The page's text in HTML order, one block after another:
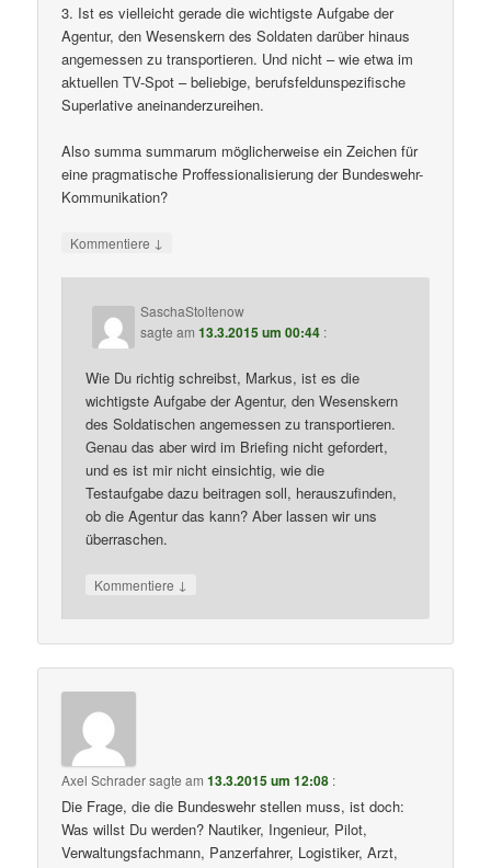
3. Ist es vielleicht gerade die wichtigste Aufgabe der
Agentur, den Wesenskern des Soldaten darüber hinaus
angemessen zu transportieren. Und nicht – wie etwa im
aktuellen TV-Spot – beliebige, berufsfeldunspezifische
Superlative aneinanderzureihen.
Also summa summarum möglicherweise ein Zeichen für
eine pragmatische Proffessionalisierung der Bundeswehr-
Kommunikation?
Kommentiere ↓
SaschaStoltenow
sagte am13.3.2015 um 00:44 :
Wie Du richtig schreibst, Markus, ist es die
wichtigste Aufgabe der Agentur, den Wesenskern
des Soldatischen angemessen zu transportieren.
Genau das aber wird im Briefing nicht gefordert,
und es ist mir nicht einsichtig, wie die
Testaufgabe dazu beitragen soll, herauszufinden,
ob die Agentur das kann? Aber lassen wir uns
überraschen.
Kommentiere ↓
Axel Schradersagte am13.3.2015 um 12:08 :
Die Frage, die die Bundeswehr stellen muss, ist doch:
Was willst Du werden? Nautiker, Ingenieur, Pilot,
Verwaltungsfachmann, Panzerfahrer, Logistiker, Arzt,